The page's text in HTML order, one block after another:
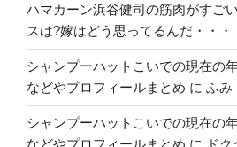
ハマカーン浜谷健司の筋肉がすご
スは?嫁はどう思ってるんだ・・・
シャンプーハットこいでの現在の
などやプロフィールまとめ に ふみ
シャンプーハットこいでの現在の